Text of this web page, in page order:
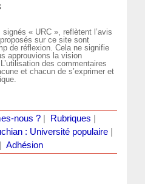
« URC », reflètent l’avis
sur ce site sont
de réflexion. Cela ne signifie
approuvions la vision
des commentaires
et chacun de s’exprimer et
nous ?| Rubriques
: Université populaire
Adhésion